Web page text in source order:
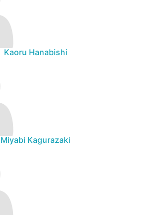
Kaoru Hanabishi
Miyabi Kagurazaki